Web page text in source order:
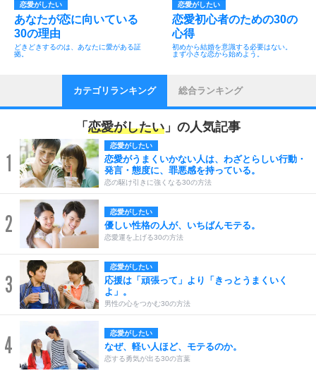
恋愛がしたい
あなたが恋に向いている
30の理由
どきどきするのは、あなたに愛がある証
拠。
恋愛がしたい
恋愛初心者のための30の
心得
初めから結婚を意識する必要はない。
まず小さな恋から始めよう。
カテゴリランキング 総合ランキング
「 恋愛がしたい 」の人気記事
1
恋愛がしたい
恋愛がうまくいかない人は、わざとらしい行動・
発言・態度に、罪悪感を持っている。
恋の駆け引きに強くなる30の方法
2 恋愛がしたい
優しい性格の人が、いちばんモテる。
恋愛運を上げる30の方法
3
恋愛がしたい
応援は「頑張って」より「きっとうまくいく
よ」。
男性の心をつかむ30の方法
4 恋愛がしたい
なぜ、軽い人ほど、モテるのか。
恋する勇気が出る30の言葉